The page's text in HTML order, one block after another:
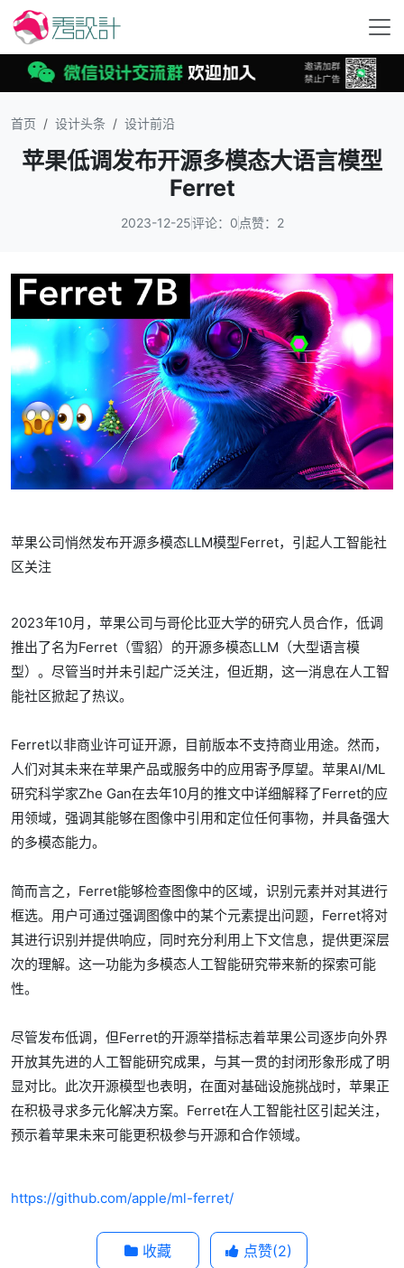
首页 设计头条 设计前沿
苹果低调发布开源多模态大语言模型
Ferret
2023-12-25评论：0 点赞：2
苹果公司悄然发布开源多模态LLM模型Ferret，引起人工智能社
区关注
2023年10月，苹果公司与哥伦比亚大学的研究人员合作，低调
推出了名为Ferret（雪貂）的开源多模态LLM（大型语言模
型）。尽管当时并未引起广泛关注，但近期，这一消息在人工智
能社区掀起了热议。
Ferret以非商业许可证开源，目前版本不支持商业用途。然而，
人们对其未来在苹果产品或服务中的应用寄予厚望。苹果AI/ML
研究科学家Zhe Gan在去年10月的推文中详细解释了Ferret的应
用领域，强调其能够在图像中引用和定位任何事物，并具备强大
的多模态能力。
简而言之，Ferret能够检查图像中的区域，识别元素并对其进行
框选。用户可通过强调图像中的某个元素提出问题，Ferret将对
其进行识别并提供响应，同时充分利用上下文信息，提供更深层
次的理解。这一功能为多模态人工智能研究带来新的探索可能
性。
尽管发布低调，但Ferret的开源举措标志着苹果公司逐步向外界
开放其先进的人工智能研究成果，与其一贯的封闭形象形成了明
显对比。此次开源模型也表明，在面对基础设施挑战时，苹果正
在积极寻求多元化解决方案。Ferret在人工智能社区引起关注，
预示着苹果未来可能更积极参与开源和合作领域。
https://github.com/apple/ml-ferret/
收藏 点赞(2)